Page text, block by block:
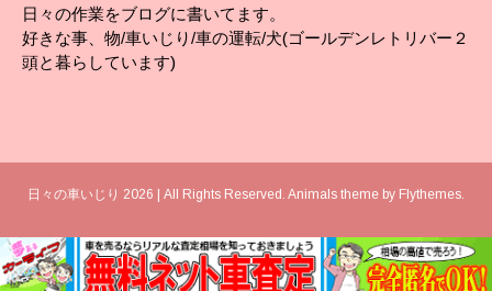
日々の作業をブログに書いてます。
好きな事、物/車いじり/車の運転/犬(ゴールデンレトリバー２
頭と暮らしています)
日々の車いじり 2026 | All Rights Reserved. Animals theme by Flythemes.